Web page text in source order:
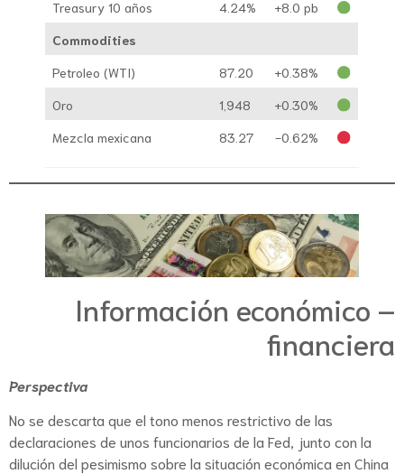
Treasury 10 años
4.24%
+8.0 pb
Commodities
Petroleo (WTI)
87.20
+0.38%
Oro
1,948
+0.30%
Mezcla mexicana
83.27 -0.62%
Información económico –
financiera
Perspectiva
No se descarta que el tono menos restrictivo de las
declaraciones de unos funcionarios de la Fed, junto con la
dilución del pesimismo sobre la situación económica en China